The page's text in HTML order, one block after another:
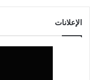
الإعلانات